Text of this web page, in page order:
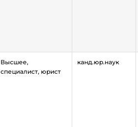
Высшее,
специалист, юрист
канд.юр.наук